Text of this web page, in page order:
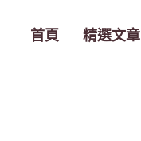
首頁 精選文章